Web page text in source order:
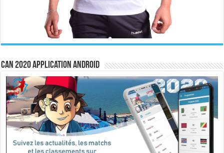
CAN 2020 Application Android